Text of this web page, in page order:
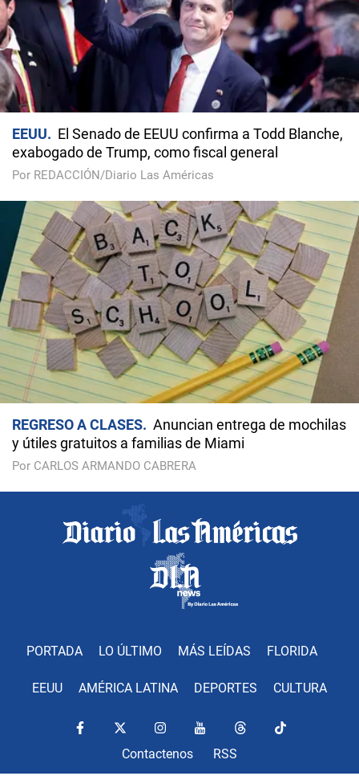
EEUU
El Senado de EEUU confirma a Todd Blanche,
exabogado de Trump, como fiscal general
Por REDACCIÓN/Diario Las Américas
REGRESO A CLASES
Anuncian entrega de mochilas
y útiles gratuitos a familias de Miami
Por CARLOS ARMANDO CABRERA
PORTADA LO ÚLTIMO MÁS LEÍDAS FLORIDA
EEUU AMÉRICA LATINA DEPORTES CULTURA
Contactenos RSS